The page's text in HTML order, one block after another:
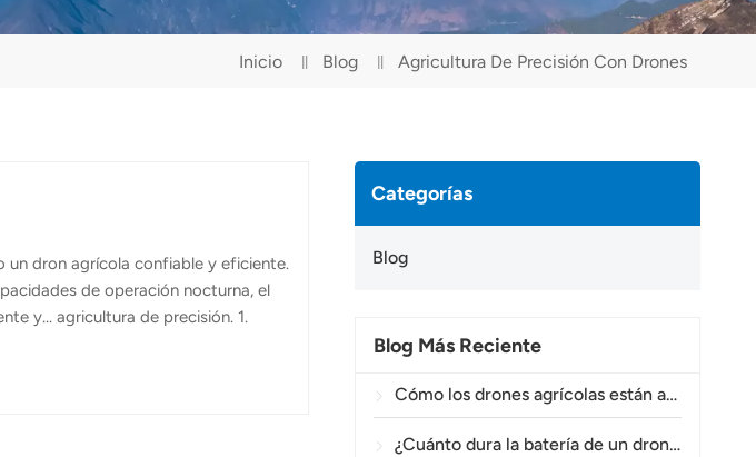
Português(Brasil)
Türkçe
Inicio Blog Agricultura De Precisión Con Drones
Categorías
Blog
Blog Más Reciente
Cómo los drones agrícolas están ayudando a los agricultores brasileños a mejorar las operaciones de fumigación de cultivos.
¿Cuánto dura la batería de un dron agrícola?
un dron agrícola confiable y eficiente.
de operación nocturna, el
y... agricultura de precisión. 1.
y seguimiento del terreno.
y fluidos en diversos tipos de